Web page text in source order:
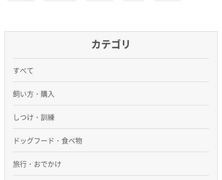
カテゴリ
すべて
飼い方・購入
しつけ・訓練
ドッグフード・食べ物
旅行・おでかけ